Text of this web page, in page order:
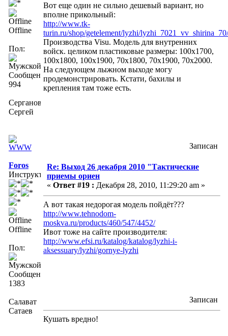
Offline
Пол:
Сообщений:
994
Серганов
Сергей
Вот еще один не сильно дешевый вариант, но
вполне прикольный:
http://www.tk-
turin.ru/shop/getelement/lyzhi/lyzhi_7021_vv_shirina_70/
Производства Visu. Модель для внутренних
войск. целиком пластиковые размеры: 100х1700,
100х1800, 100х1900, 70х1800, 70х1900, 70х2000.
На следующем лыжном выходе могу
продемонстрировать. Кстати, бахилы и
крепления там тоже есть.
Записан
Foros
Инструктор
Offline
Пол:
Сообщений:
1383
Салават
Сатаев
Re: Выход 26 декабря 2010 "Тактические
приемы ориен
« Ответ #19 : Декабря 28, 2010, 11:29:20 am »
А вот такая недорогая модель пойдёт???
http://www.tehnodom-
moskva.ru/products/460/547/4452/
Ивот тоже на сайте производителя:
http://www.efsi.ru/katalog/katalog/lyzhi-i-
aksessuary/lyzhi/gornye-lyzhi
Записан
Кушать вредно!